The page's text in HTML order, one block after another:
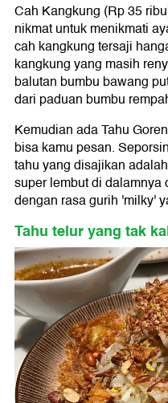
Cah Kangkung (Rp 35
nikmat untuk menikmati
cah kangkung tersaji
kangkung yang masih
balutan bumbu bawang
dari paduan bumbu
Kemudian ada Tahu
bisa kamu pesan.
tahu yang disajikan
super lembut di
dengan rasa gurih 'milky'
Tahu telur yang tak